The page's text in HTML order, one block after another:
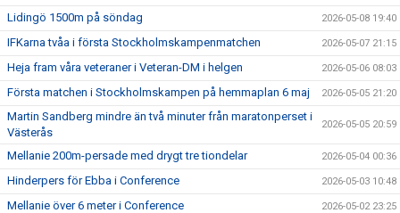
Lidingö 1500m på söndag 2026-05-08 19:40
IFKarna tvåa i första Stockholmskampenmatchen 2026-05-07 21:15
Heja fram våra veteraner i Veteran-DM i helgen 2026-05-06 08:03
Första matchen i Stockholmskampen på hemmaplan 6 maj 2026-05-05 21:20
Martin Sandberg mindre än två minuter från maratonperset i
Västerås
2026-05-05 20:59
Mellanie 200m-persade med drygt tre tiondelar 2026-05-04 00:36
Hinderpers för Ebba i Conference 2026-05-03 10:48
Mellanie över 6 meter i Conference 2026-05-02 23:25